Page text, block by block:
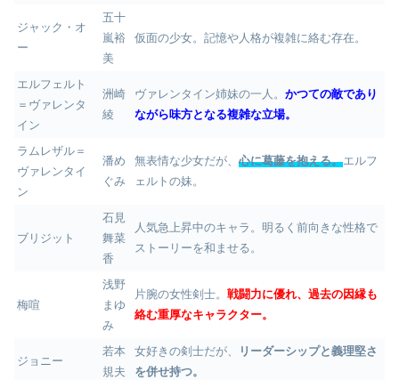
ジャック・オ
ー
五十
嵐裕
美
仮面の少女。記憶や人格が複雑に絡む存在。
エルフェルト
＝ヴァレンタ
イン
洲崎
綾
ヴァレンタイン姉妹の一人。 かつての敵であり
ながら味方となる複雑な立場。
ラムレザル＝
ヴァレンタイ
ン
潘め
ぐみ
無表情な少女だが、 心に葛藤を抱える。エルフ
ェルトの妹。
ブリジット
石見
舞菜
香
人気急上昇中のキャラ。明るく前向きな性格で
ストーリーを和ませる。
梅喧
浅野
まゆ
み
片腕の女性剣士。 戦闘力に優れ、過去の因縁も
絡む重厚なキャラクター。
ジョニー
若本
規夫
女好きの剣士だが、
リーダーシップと義理堅さ
を併せ持つ。